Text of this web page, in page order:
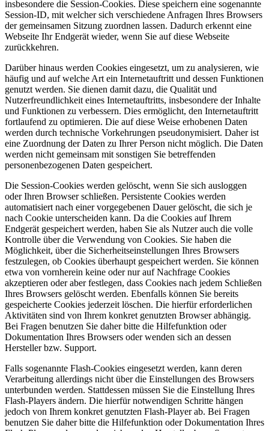
insbesondere die Session-Cookies. Diese speichern eine sogenannte
Session-ID, mit welcher sich verschiedene Anfragen Ihres Browsers
der gemeinsamen Sitzung zuordnen lassen. Dadurch erkennt eine
Webseite Ihr Endgerät wieder, wenn Sie auf diese Webseite
zurückkehren.
Darüber hinaus werden Cookies eingesetzt, um zu analysieren, wie
häufig und auf welche Art ein Internetauftritt und dessen Funktionen
genutzt werden. Sie dienen damit dazu, die Qualität und
Nutzerfreundlichkeit eines Internetauftritts, insbesondere der Inhalte
und Funktionen zu verbessern. Dies ermöglicht, den Internetauftritt
fortlaufend zu optimieren. Die auf diese Weise erhobenen Daten
werden durch technische Vorkehrungen pseudonymisiert. Daher ist
eine Zuordnung der Daten zu Ihrer Person nicht möglich. Die Daten
werden nicht gemeinsam mit sonstigen Sie betreffenden
personenbezogenen Daten gespeichert.
Die Session-Cookies werden gelöscht, wenn Sie sich ausloggen
oder Ihren Browser schließen. Persistente Cookies werden
automatisiert nach einer vorgegebenen Dauer gelöscht, die sich je
nach Cookie unterscheiden kann. Da die Cookies auf Ihrem
Endgerät gespeichert werden, haben Sie als Nutzer auch die volle
Kontrolle über die Verwendung von Cookies. Sie haben die
Möglichkeit, über die Sicherheitseinstellungen Ihres Browsers
festzulegen, ob Cookies überhaupt gespeichert werden. Sie können
etwa von vornherein keine oder nur auf Nachfrage Cookies
akzeptieren oder aber festlegen, dass Cookies nach jedem Schließen
Ihres Browsers gelöscht werden. Ebenfalls können Sie bereits
gespeicherte Cookies jederzeit löschen. Die hierfür erforderlichen
Aktivitäten sind von Ihrem konkret genutzten Browser abhängig.
Bei Fragen benutzen Sie daher bitte die Hilfefunktion oder
Dokumentation Ihres Browsers oder wenden sich an dessen
Hersteller bzw. Support.
Falls sogenannte Flash-Cookies eingesetzt werden, kann deren
Verarbeitung allerdings nicht über die Einstellungen des Browsers
unterbunden werden. Stattdessen müssen Sie die Einstellung Ihres
Flash-Players ändern. Die hierfür notwendigen Schritte hängen
jedoch von Ihrem konkret genutzten Flash-Player ab. Bei Fragen
benutzen Sie daher bitte die Hilfefunktion oder Dokumentation Ihres